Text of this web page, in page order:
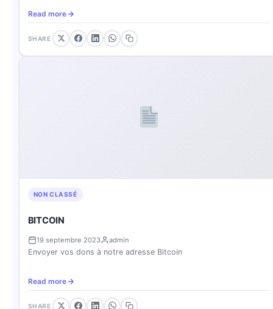
Read more
SHARE
NON CLASSÉ
BITCOIN
19 septembre 2023 admin
Envoyer vos dons à notre adresse Bitcoin
Read more
SHARE